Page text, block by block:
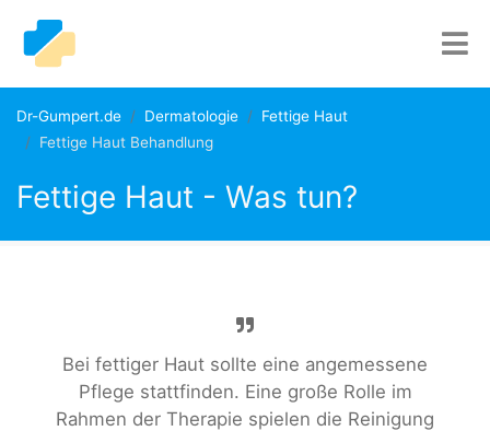
Dr-Gumpert.de Dermatologie
Fettige Haut
Fettige Haut Behandlung
Fettige Haut - Was tun?
Bei fettiger Haut sollte eine angemessene
Pflege stattfinden. Eine große Rolle im
Rahmen der Therapie spielen die Reinigung